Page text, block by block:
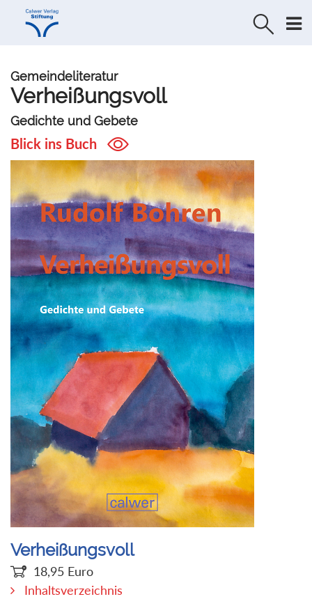
Direkt
Direkt
Gemeindeliteratur
Verheißungsvoll
Gedichte und Gebete
Blick ins Buch
Verheißungsvoll
18,95 Euro
Inhaltsverzeichnis